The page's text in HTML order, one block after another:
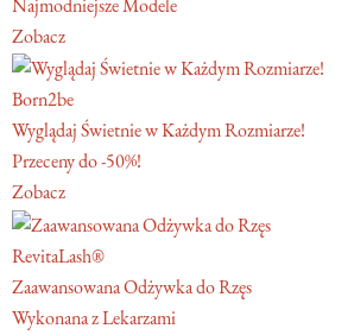
Zobacz
Born2be
Wyglądaj Świetnie w Każdym Rozmiarze!
Przeceny do -50%!
Zobacz
RevitaLash®
Zaawansowana Odżywka do Rzęs
Wykonana z Lekarzami